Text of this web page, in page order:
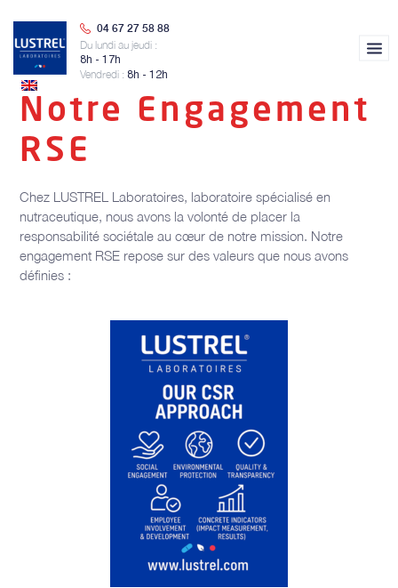
04 67 27 58 88
Du lundi au jeudi :
8h - 17h
Vendredi : 8h - 12h
Formules clé-en-
main
Découvrir
Formules sur-
mesure
Notre laboratoire
Façonnier compléments alimentaires
Sourcing & distribution
Nos engagements
Nous contacter
Notre Engagement
RSE
Chez LUSTREL Laboratoires, laboratoire spécialisé en
nutraceutique, nous avons la volonté de placer la
responsabilité sociétale au cœur de notre mission. Notre
engagement RSE repose sur des valeurs que nous avons
définies :